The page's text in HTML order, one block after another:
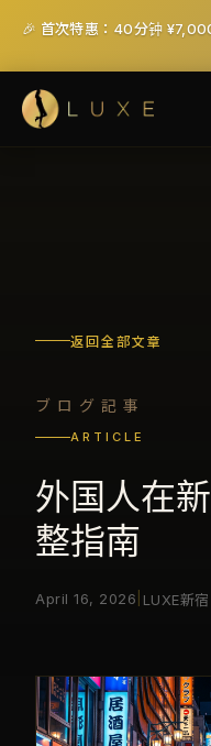
返回全部文章
ブログ記事
ARTICLE
外国人在
整指南
April 16, 2026 LUXE新宿